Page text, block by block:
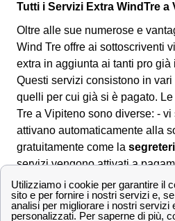
Tutti i Servizi Extra WindTre a
Oltre alle sue numerose e
Wind Tre offre ai sottoscriventi
extra in aggiunta ai tanti pro già
Questi servizi consistono in vari
quelli per cui già si è pagato.
Tre a Vipiteno sono diverse: -
attivano automaticamente alla
gratuitamente come la
servizi vengono attivati a
abbonamento come ad
Vipiteno con Wind.
servizi Wind Tre sottoscritti